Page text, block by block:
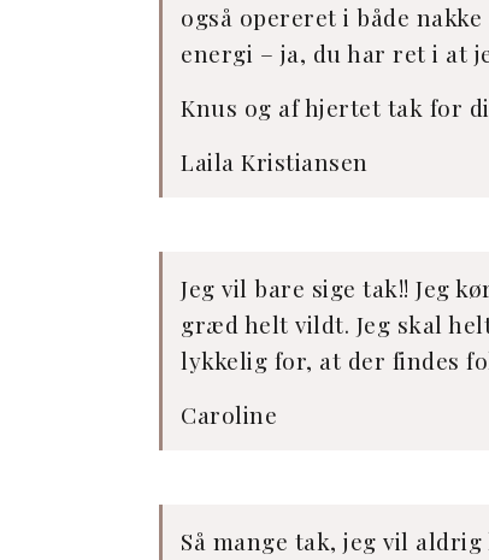
også opereret i både
energi – ja, du har ret i at
Knus og af hjertet tak for
Laila Kristiansen
Jeg vil bare sige tak!! Jeg
græd helt vildt. Jeg skal
lykkelig for, at der findes
Caroline
Så mange tak, jeg vil